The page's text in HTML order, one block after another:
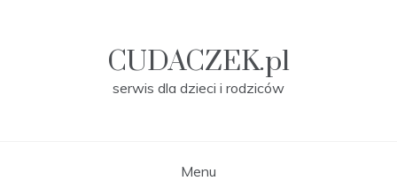
CUDACZEK.pl
serwis dla dzieci i rodziców
Menu